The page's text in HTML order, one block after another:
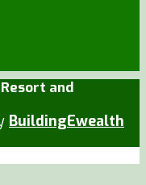
and
BuildingEwealth